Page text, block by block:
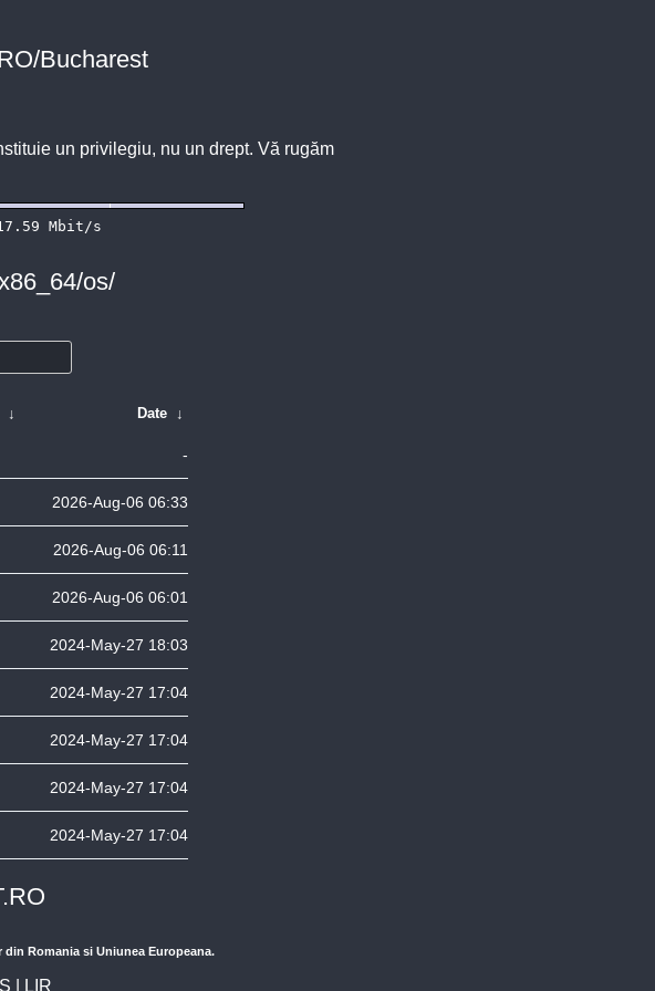
Bucharest
un privilegiu, nu un drept. Vă rugăm
os/
↓ Date ↓
-
2026-Aug-06 06:33
2026-Aug-06 06:11
2026-Aug-06 06:01
2024-May-27 18:03
2024-May-27 17:04
2024-May-27 17:04
2024-May-27 17:04
2024-May-27 17:04
Romania si Uniunea Europeana.
LIR